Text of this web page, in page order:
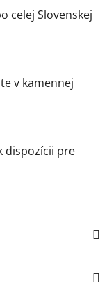
celej Slovenskej
v kamennej
dispozícii pre